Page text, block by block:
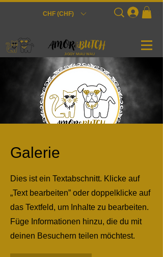
CHF (CHF) Login
JiGGY MiAU WAU
Galerie
Dies ist ein Textabschnitt. Klicke auf
„Text bearbeiten” oder doppelklicke auf
das Textfeld, um Inhalte zu bearbeiten.
Füge Informationen hinzu, die du mit
deinen Besuchern teilen möchtest.